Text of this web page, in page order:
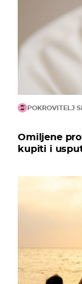
POKROVITELJ
Omiljene
kupiti i